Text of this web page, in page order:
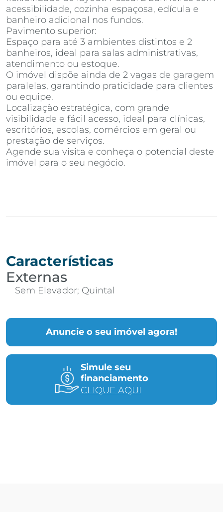
acessibilidade, cozinha espaçosa, edícula e
banheiro adicional nos fundos.
Pavimento superior:
Espaço para até 3 ambientes distintos e 2
banheiros, ideal para salas administrativas,
atendimento ou estoque.
O imóvel dispõe ainda de 2 vagas de garagem
paralelas, garantindo praticidade para clientes
ou equipe.
Localização estratégica, com grande
visibilidade e fácil acesso, ideal para clínicas,
escritórios, escolas, comércios em geral ou
prestação de serviços.
Agende sua visita e conheça o potencial deste
imóvel para o seu negócio.
Anuncie o seu imóvel agora!
Simule seu
financiamento
CLIQUE AQUI
Características
Externas
Sem Elevador; Quintal